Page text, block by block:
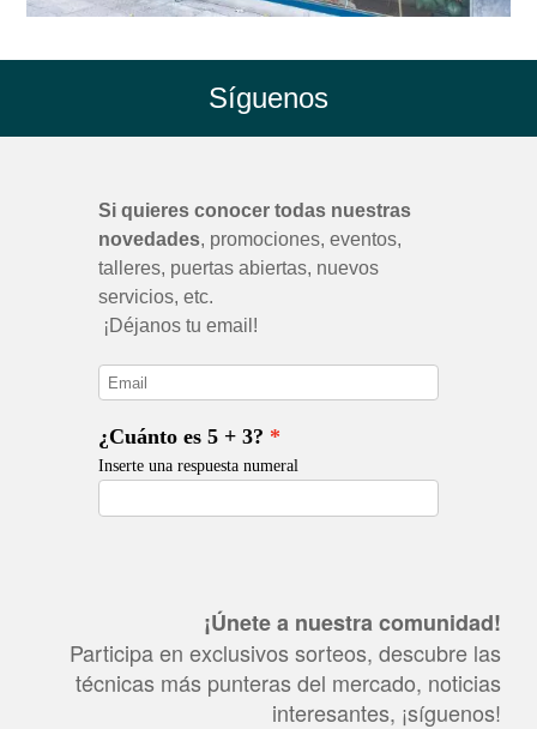
Síguenos
¡Únete a nuestra comunidad!
Participa en exclusivos sorteos, descubre las
técnicas más punteras del mercado, noticias
interesantes, ¡síguenos!